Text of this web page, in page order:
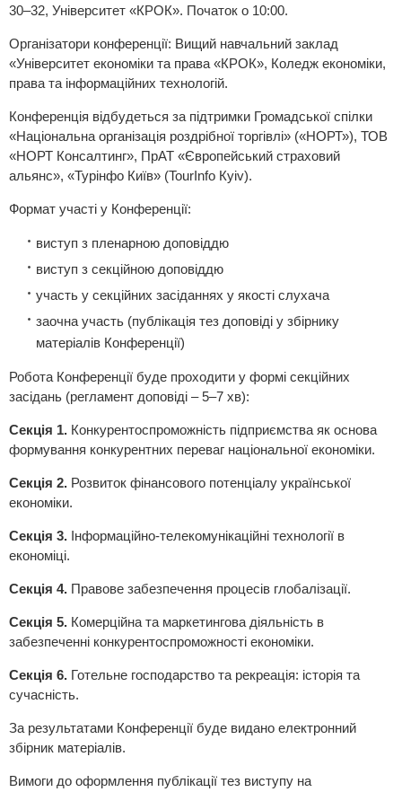
30–32, Університет «КРОК». Початок о 10:00.
Організатори конференції: Вищий навчальний заклад
«Університет економіки та права «КРОК», Коледж економіки,
права та інформаційних технологій.
Конференція відбудеться за підтримки Громадської спілки
«Національна організація роздрібної торгівлі» («НОРТ»), ТОВ
«НОРТ Консалтинг», ПрАТ «Європейський страховий
альянс», «Турінфо Київ» (TourInfo Кyiv).
Формат участі у Конференції:
виступ з пленарною доповіддю
виступ з секційною доповіддю
участь у секційних засіданнях у якості слухача
заочна участь (публікація тез доповіді у збірнику
матеріалів Конференції)
Робота Конференції буде проходити у формі секційних
засідань (регламент доповіді – 5–7 хв):
Секція 1. Конкурентоспроможність підприємства як основа
формування конкурентних переваг національної економіки.
Секція 2. Розвиток фінансового потенціалу української
економіки.
Секція 3. Інформаційно-телекомунікаційні технології в
економіці.
Секція 4. Правове забезпечення процесів глобалізації.
Секція 5. Комерційна та маркетингова діяльність в
забезпеченні конкурентоспроможності економіки.
Секція 6. Готельне господарство та рекреація: історія та
сучасність.
За результатами Конференції буде видано електронний
збірник матеріалів.
Вимоги до оформлення публікації тез виступу на